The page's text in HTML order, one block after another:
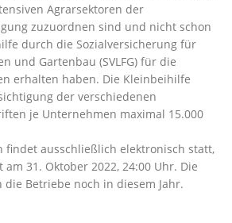
Agrarsektoren der
zuzuordnen sind und nicht schon
durch die Sozialversicherung für
und Gartenbau (SVLFG) für die
erhalten haben. Die Kleinbeihilfe
der verschiedenen
je Unternehmen maximal 15.000
findet ausschließlich elektronisch statt,
31. Oktober 2022, 24:00 Uhr. Die
Betriebe noch in diesem Jahr.